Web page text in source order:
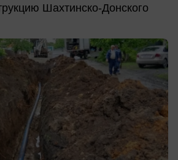
Шахтинско-Донского